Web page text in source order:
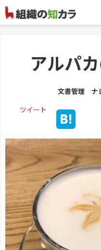
お
記事
お
アルパ
文書管理 ナ
ツイート